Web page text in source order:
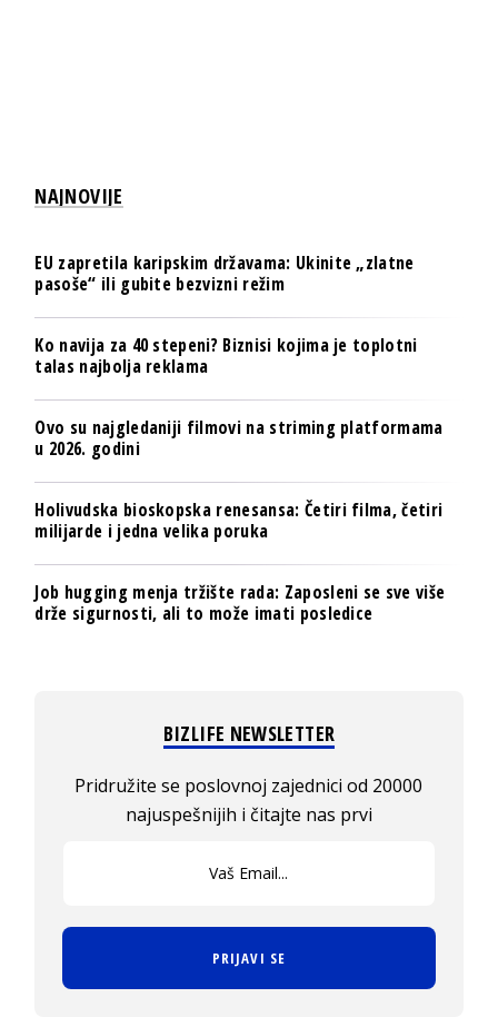
NAJNOVIJE
EU zapretila karipskim državama: Ukinite „zlatne
pasoše“ ili gubite bezvizni režim
Ko navija za 40 stepeni? Biznisi kojima je toplotni
talas najbolja reklama
Ovo su najgledaniji filmovi na striming platformama
u 2026. godini
Holivudska bioskopska renesansa: Četiri filma, četiri
milijarde i jedna velika poruka
Job hugging menja tržište rada: Zaposleni se sve više
drže sigurnosti, ali to može imati posledice
BIZLIFE NEWSLETTER
Pridružite se poslovnoj zajednici od 20000
najuspešnijih i čitajte nas prvi
PRIJAVI SE